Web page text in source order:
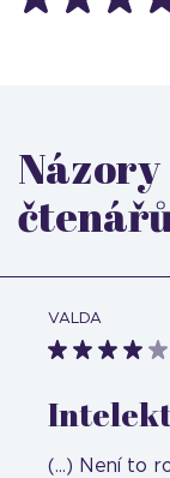
Názory
VALDA
(...) Není to